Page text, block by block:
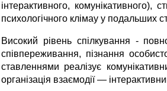
інтерактивного,
психологічного клі­мау у подальших
Високий рівень спілкування -
співпереживання, пізнання
ставленнями реалізує
організація взаємодії —